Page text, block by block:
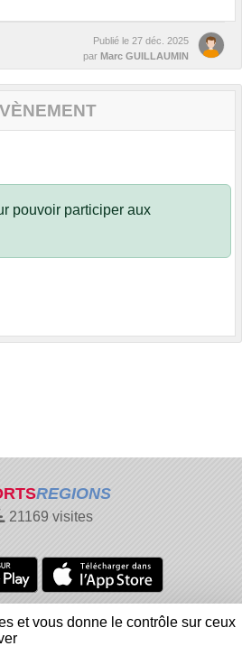
Publié le 27 déc. 2025
par Marc GUILLAUMIN
pouvoir participer aux
REGIONS
21169 visites
Gestion des cookies
Signaler un contenu inapproprié
et vous donne le contrôle sur ceux